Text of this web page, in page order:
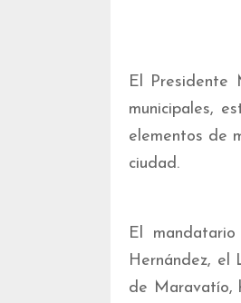
El Presidente
municipales,
elementos de
ciudad.
El
Hernández, el
de Maravatío,